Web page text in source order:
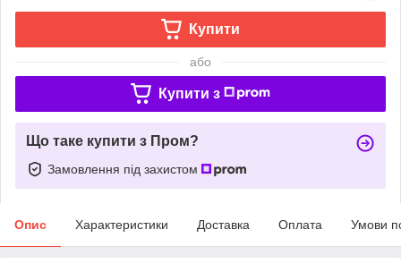
Купити
або
Купити з
Що таке купити з Пром?
Замовлення під захистом
Опис Характеристики Доставка Оплата Умови